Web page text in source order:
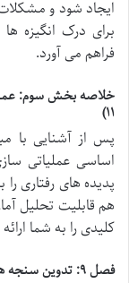
ایجاد شود و
برای درک انگیزه
فراهم می آورد.
۱۱)
پس از آشنایی با
اساسی عملیاتی
پدیده های رفتاری
هم قابلیت تحلیل
کلیدی را به شما
فصل ۹: تدوین سنجه های رفتاری برای سازه های حسابداری